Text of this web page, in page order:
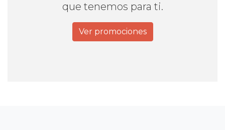
que tenemos para ti.
Ver promociones